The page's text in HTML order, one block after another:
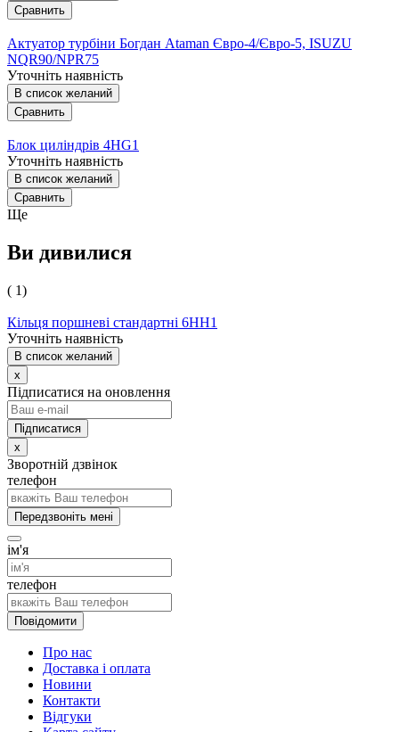
Сравнить
Актуатор турбіни Богдан Ataman Євро-4/Євро-5, ISUZU
NQR90/NPR75
Уточніть наявність
В список желаний
Сравнить
Блок циліндрів 4HG1
Уточніть наявність
В список желаний
Сравнить
Ще
Ви дивилися
( 1)
Кільця поршневі стандартні 6НН1
Уточніть наявність
В список желаний
x
Підписатися на оновлення
x
Зворотній дзвінок
телефон
Передзвоніть мені
ім'я
телефон
Повідомити
Про нас
Доставка і оплата
Новини
Контакти
Відгуки